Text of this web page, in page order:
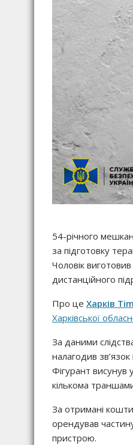
54-річного
за підготовку
Чоловік
дистанційного
Про це Харків
Харківської
За даними
налагодив
Фігурант висунув
кількома
За отримані
орендував
пристрою.